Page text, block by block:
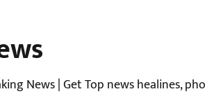
News | Get Top news healines,